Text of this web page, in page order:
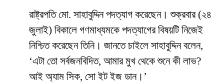
রাষ্ট্রপতি মো. সাহাবুদ্দিন পদত্যাগ করেছেন। শুক্রবার (২৪
জুলাই) বিকালে গণমাধ্যমকে পদত্যাগের বিষয়টি নিজেই
নিশ্চিত করেছেন তিনি। জানতে চাইলে সাহাবুদ্দিন বলেন,
‘এটা তো সর্বজনবিদিত, আমার মুখ থেকে শুনে কী লাভ?
আই অ্যাম সিক, সো ইট ইজ ডান।’